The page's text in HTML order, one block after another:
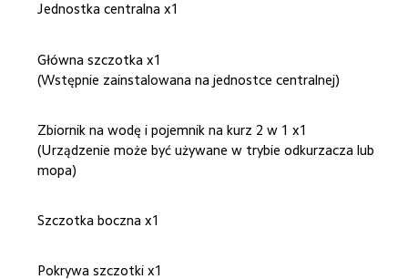
Jednostka centralna x1
Główna szczotka x1
(Wstępnie zainstalowana na jednostce centralnej)
Zbiornik na wodę i pojemnik na kurz 2 w 1 x1
(Urządzenie może być używane w trybie odkurzacza lub
mopa)
Szczotka boczna x1
Pokrywa szczotki x1